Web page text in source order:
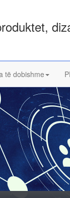
të dobishme